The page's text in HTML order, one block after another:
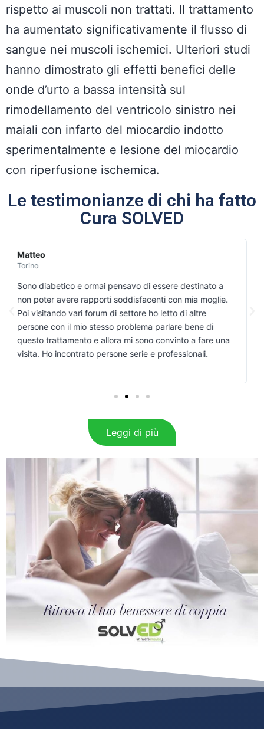
rispetto ai muscoli non trattati. Il trattamento
ha aumentato significativamente il flusso di
sangue nei muscoli ischemici. Ulteriori studi
hanno dimostrato gli effetti benefici delle
onde d’urto a bassa intensità sul
rimodellamento del ventricolo sinistro nei
maiali con infarto del miocardio indotto
sperimentalmente e lesione del miocardio
con riperfusione ischemica.
Le testimonianze di chi ha fatto
Cura SOLVED
Massimo
Bologna
La paura di sprecare altro tempo e soldi mi avevano
fatto perdere la voglia di risolvere il mio problema. Non
nascondo che quando ho iniziato il trattamento ero
ancora un po’ preoccupato anche se l’andrologo del
centro SolvED mi aveva prospettato con molta sicurezza
e serenità che avrei avuto dei miglioramenti, come poi è
Leggi di più